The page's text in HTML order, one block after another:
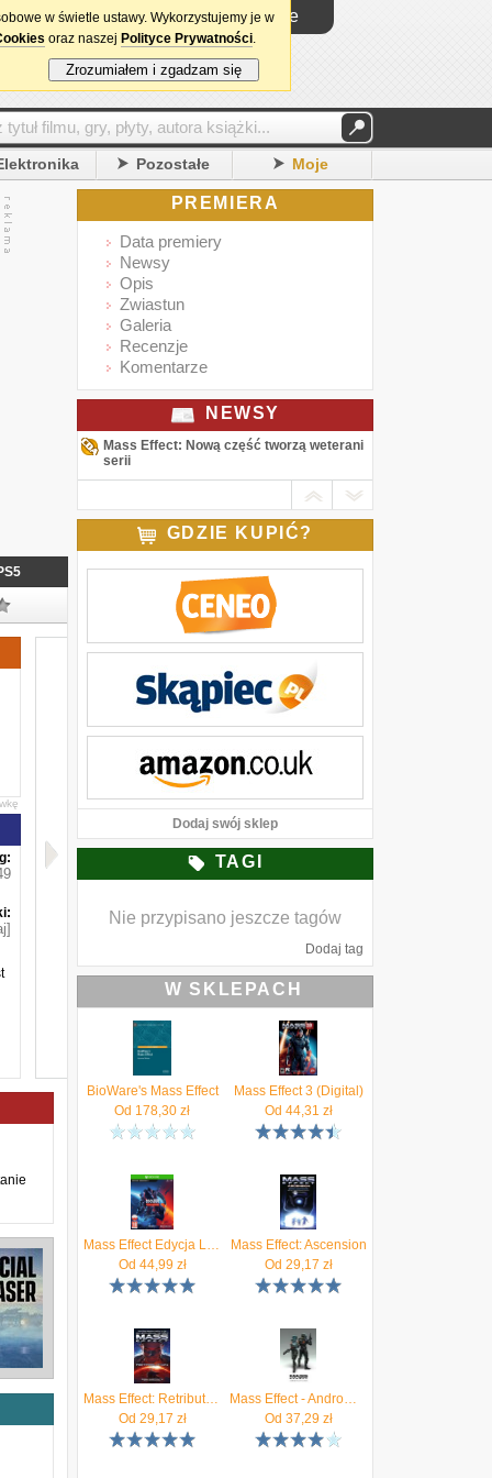
Logowanie
Pozostałe Moje
PREMIERA
Data premiery
Newsy
Opis
Zwiastun
Galeria
Recenzje
Komentarze
NEWSY
Mass Effect: Nową część tworzą weterani
serii
GDZIE KUPIĆ?
Dodaj swój sklep
TAGI
Nie przypisano jeszcze tagów
Dodaj tag
W SKLEPACH
BioWare's Mass Effect
Od 178,30 zł
Mass Effect 3 (Digital)
Od 44,31 zł
Mass Effect Edycja Legendarna (Gra Xbox One)
Od 44,99 zł
Mass Effect: Ascension
Od 29,17 zł
Mass Effect: Retribution
Od 29,17 zł
Mass Effect - Andromeda: Initiation
Od 37,29 zł
w świetle ustawy. Wykorzystujemy je w
oraz naszej Polityce Prywatności.
Zrozumiałem i zgadzam się